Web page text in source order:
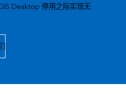
Desktop 停用之际实现无